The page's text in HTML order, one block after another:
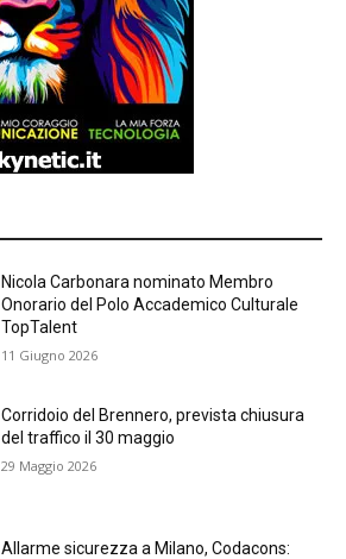
Nicola Carbonara nominato Membro
Onorario del Polo Accademico Culturale
TopTalent
11 Giugno 2026
Corridoio del Brennero, prevista chiusura
del traffico il 30 maggio
29 Maggio 2026
Allarme sicurezza a Milano, Codacons: